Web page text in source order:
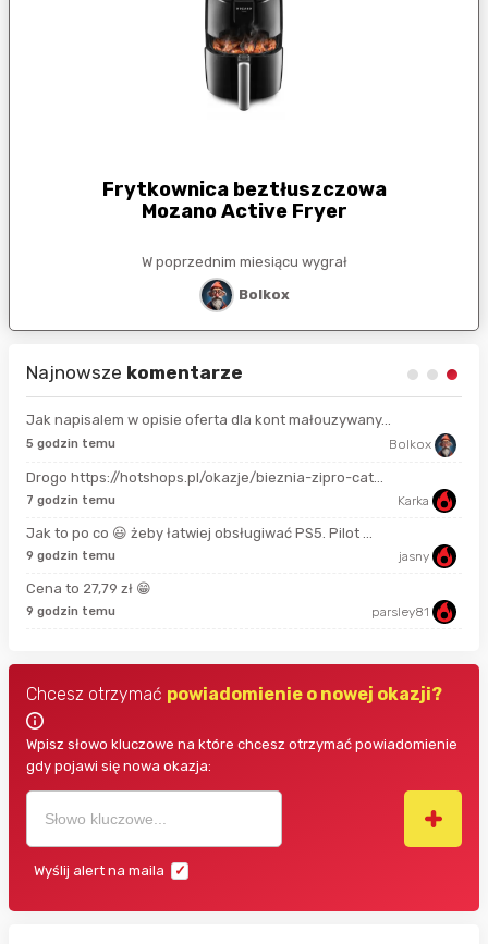
Frytkownica beztłuszczowa
Mozano Active Fryer
W poprzednim miesiącu wygrał
Bolkox
Najnowsze komentarze
Jak napisalem w opisie oferta dla kont małouzywany...
5 godzin temu Bolkox
Drogo https://hotshops.pl/okazje/bieznia-zipro-cat...
7 godzin temu Karka
Jak to po co 😃 żeby łatwiej obsługiwać PS5. Pilot ...
9 godzin temu jasny
Cena to 27,79 zł 😁
9 godzin temu parsley81
Chcesz otrzymać powiadomienie o nowej okazji?
Wpisz słowo kluczowe na które chcesz otrzymać powiadomienie
gdy pojawi się nowa okazja:
Wyślij alert na maila